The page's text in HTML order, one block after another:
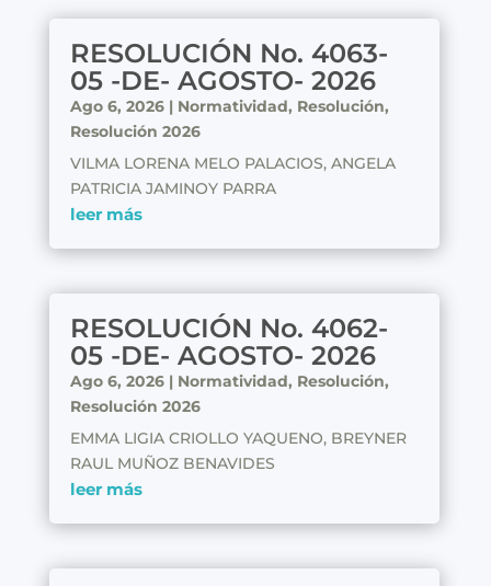
RESOLUCIÓN No. 4063-
05 -DE- AGOSTO- 2026
Ago 6, 2026| Normatividad, Resolución,
Resolución 2026
VILMA LORENA MELO PALACIOS, ANGELA
PATRICIA JAMINOY PARRA
leer más
RESOLUCIÓN No. 4062-
05 -DE- AGOSTO- 2026
Ago 6, 2026| Normatividad, Resolución,
Resolución 2026
EMMA LIGIA CRIOLLO YAQUENO, BREYNER
RAUL MUÑOZ BENAVIDES
leer más